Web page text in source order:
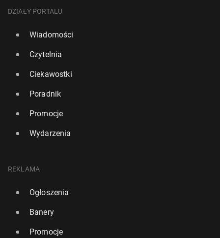
DZIAŁY PORTALU
Wiadomości
Czytelnia
Ciekawostki
Poradnik
Promocje
Wydarzenia
REKLAMA
Ogłoszenia
Banery
Promocje